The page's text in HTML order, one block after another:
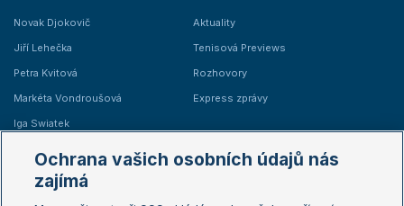
Novak Djokovič
Jiří Lehečka
Petra Kvitová
Markéta Vondroušová
Iga Swiatek
Aktuality
Tenisová Previews
Rozhovory
Express zprávy
Žebříčky
Ochrana vašich osobních údajů nás
zajímá